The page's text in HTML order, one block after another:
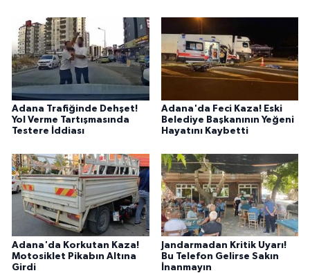
Adana Trafiğinde Dehşet!
Yol Verme Tartışmasında
Testere İddiası
Adana'da Feci Kaza! Eski
Belediye Başkanının Yeğeni
Hayatını Kaybetti
Adana'da Korkutan Kaza!
Motosiklet Pikabın Altına
Girdi
Jandarmadan Kritik Uyarı!
Bu Telefon Gelirse Sakın
İnanmayın